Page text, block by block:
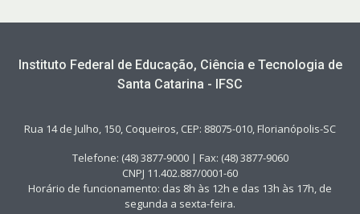
Instituto Federal de Educação, Ciência e Tecnologia de
Santa Catarina - IFSC
Rua 14 de Julho, 150, Coqueiros, CEP: 88075-010, Florianópolis-SC
Telefone: (48) 3877-9000 | Fax: (48) 3877-9060
CNPJ 11.402.887/0001-60
Horário de funcionamento: das 8h às 12h e das 13h às 17h, de
segunda a sexta-feira.